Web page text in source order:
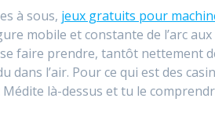
à sous, jeux gratuits pour
mobile et constante de l’arc
faire prendre, tantôt nettement
dans l’air. Pour ce qui est des
là-dessus et tu le